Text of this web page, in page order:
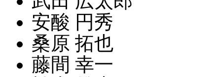
安酸 円秀
桑原 拓也
藤間 幸一